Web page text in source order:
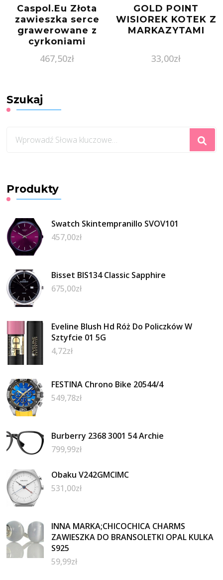
Caspol.Eu Złota
zawieszka serce
grawerowane z
cyrkoniami
ZA.00503 pr.585
467,50zł
GOLD POINT
WISIOREK KOTEK Z
MARKAZYTAMI
33,00zł
Szukaj
czegoś?
Produkty
Swatch Skintempranillo SVOV101
457,00zł
Bisset BIS134 Classic Sapphire
675,00zł
Eveline Blush Hd Róż Do Policzków W
Sztyfcie 01 5G
4,72zł
FESTINA Chrono Bike 20544/4
549,78zł
Burberry 2368 3001 54 Archie
799,99zł
Obaku V242GMCIMC
531,00zł
INNA MARKA;CHICOCHICA CHARMS
ZAWIESZKA DO BRANSOLETKI OPAL KULKA
S925
59,99zł